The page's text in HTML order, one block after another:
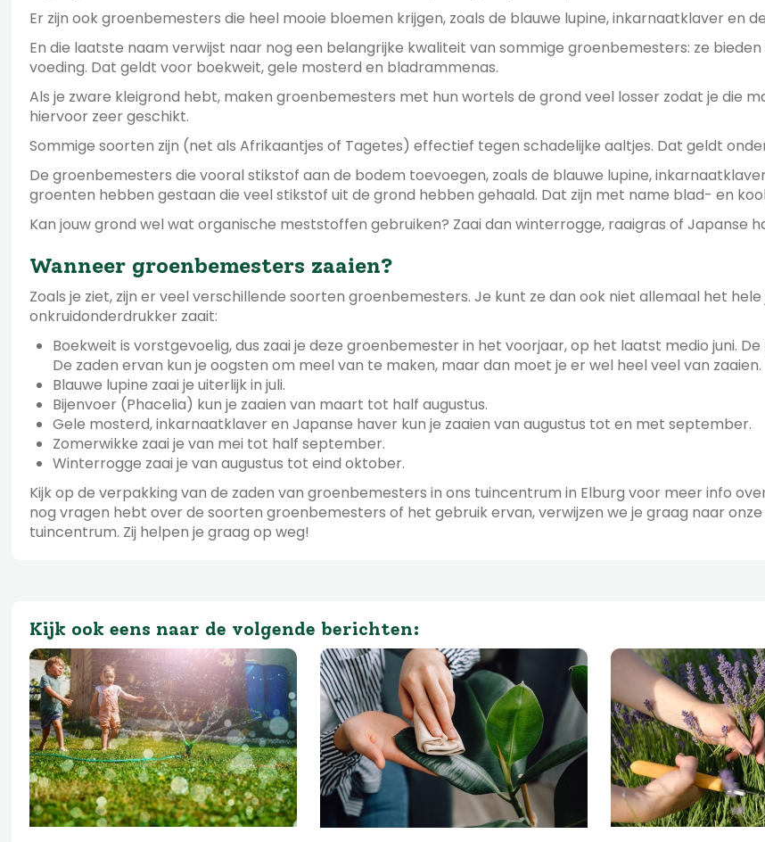
Er zijn ook groenbemesters die heel mooie bloemen krijgen, zoals de blauwe lupine, inkarnaatklaver en
En die laatste naam verwijst naar nog een belangrijke kwaliteit van sommige groenbemesters: ze
voeding. Dat geldt voor boekweit, gele mosterd en bladrammenas.
Als je zware kleigrond hebt, maken groenbemesters met hun wortels de grond veel losser zodat je die
hiervoor zeer geschikt.
Sommige soorten zijn (net als Afrikaantjes of Tagetes) effectief tegen schadelijke aaltjes. Dat geldt
De groenbemesters die vooral stikstof aan de bodem toevoegen, zoals de blauwe lupine,
groenten hebben gestaan die veel stikstof uit de grond hebben gehaald. Dat zijn met name blad- en
Kan jouw grond wel wat organische meststoffen gebruiken? Zaai dan winterrogge, raaigras of Japanse
Wanneer groenbemesters zaaien?
Zoals je ziet, zijn er veel verschillende soorten groenbemesters. Je kunt ze dan ook niet allemaal het
onkruidonderdrukker zaait:
Boekweit is vorstgevoelig, dus zaai je deze groenbemester in het voorjaar, op het laatst medio juni.
De zaden ervan kun je oogsten om meel van te maken, maar dan moet je er wel heel veel van zaaien.
Blauwe lupine zaai je uiterlijk in juli.
Bijenvoer (Phacelia) kun je zaaien van maart tot half augustus.
Gele mosterd, inkarnaatklaver en Japanse haver kun je zaaien van augustus tot en met september.
Zomerwikke zaai je van mei tot half september.
Winterrogge zaai je van augustus tot eind oktober.
Kijk op de verpakking van de zaden van groenbemesters in ons tuincentrum in Elburg voor meer info
nog vragen hebt over de soorten groenbemesters of het gebruik ervan, verwijzen we je graag naar
tuincentrum. Zij helpen je graag op weg!
Kijk ook eens naar de volgende berichten: